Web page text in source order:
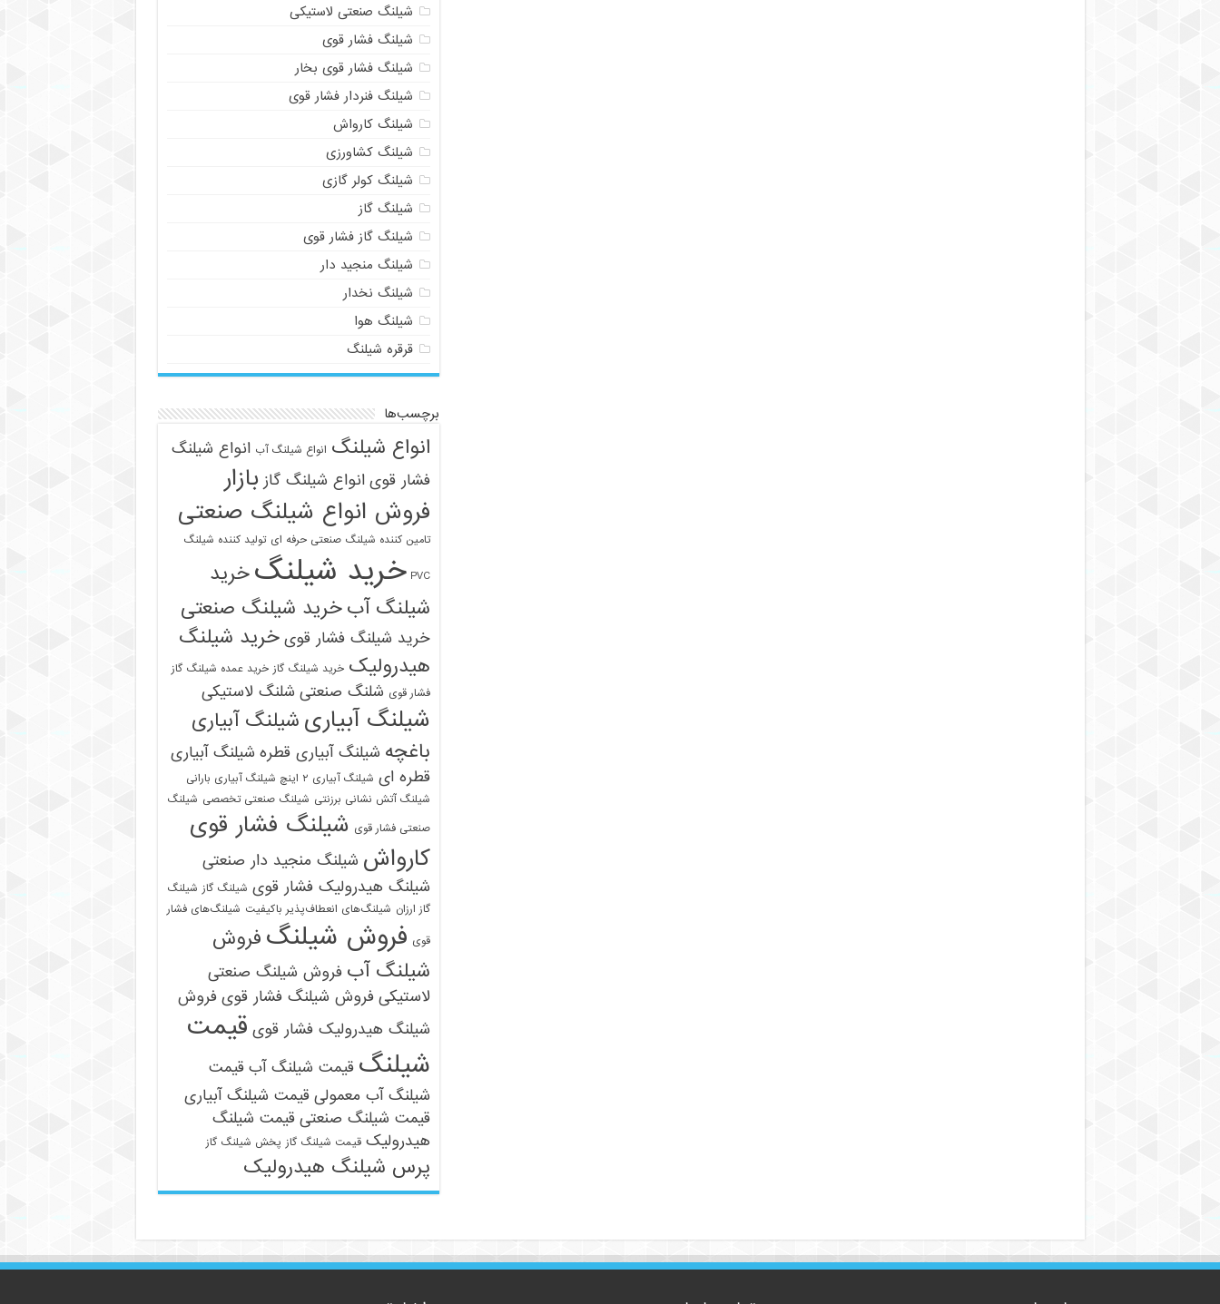
شیلنگ صنعتی لاستیکی
شیلنگ فشار قوی
شیلنگ فشار قوی بخار
شیلنگ فنردار فشار قوی
شیلنگ کارواش
شیلنگ کشاورزی
شیلنگ کولر گازی
شیلنگ گاز
شیلنگ گاز فشار قوی
شیلنگ منجید دار
شیلنگ نخدار
شیلنگ هوا
قرقره شیلنگ
برچسب‌ها
انواع شیلنگ انواع شیلنگ آب انواع شیلنگ
فشار قوی انواع شیلنگ گاز بازار
فروش انواع شیلنگ صنعتی
تامین کننده شیلنگ صنعتی حرفه ای تولید کننده شیلنگ
PVC خرید شیلنگ خرید
شیلنگ آب خرید شیلنگ صنعتی
خرید شیلنگ فشار قوی خرید شیلنگ
هیدرولیک خرید شیلنگ گاز خرید عمده شیلنگ گاز
فشار قوی شلنگ صنعتی شلنگ لاستیکی
شیلنگ آبیاری شیلنگ آبیاری
باغچه شیلنگ آبیاری قطره شیلنگ آبیاری
قطره ای شیلنگ آبیاری ۲ اینچ شیلنگ آبیاری بارانی
شیلنگ آتش نشانی برزنتی شیلنگ صنعتی تخصصی شیلنگ
صنعتی فشار قوی شیلنگ فشار قوی
کارواش شیلنگ منجید دار صنعتی
شیلنگ هیدرولیک فشار قوی شیلنگ گاز شیلنگ
گاز ارزان شیلنگ‌های انعطاف‌پذیر باکیفیت شیلنگ‌های فشار
قوی فروش شیلنگ فروش
شیلنگ آب فروش شیلنگ صنعتی
لاستیکی فروش شیلنگ فشار قوی فروش
شیلنگ هیدرولیک فشار قوی قیمت
شیلنگ قیمت شیلنگ آب قیمت
شیلنگ آب معمولی قیمت شیلنگ آبیاری
قیمت شیلنگ صنعتی قیمت شیلنگ
هیدرولیک قیمت شیلنگ گاز پخش شیلنگ گاز
پرس شیلنگ هیدرولیک